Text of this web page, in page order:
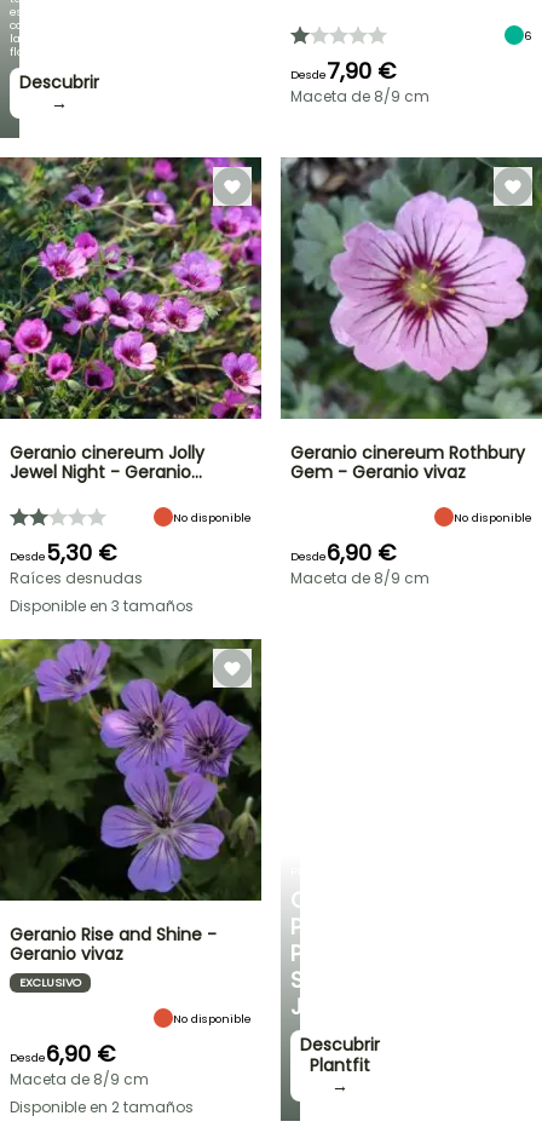
espectacular
como
la
floración!
Descubrir
→
CONSEJOS
PERSONALIZADOS
PARA
SU
JARDÍN
Descubrir
Plantfit
→
6
Desde7,90 €
Maceta de 8/9 cm
Geranio cinereum Jolly
Jewel Night - Geranio…
No disponible
Desde5,30 €
Raíces desnudas
Disponible en 3 tamaños
Geranio cinereum Rothbury
Gem - Geranio vivaz
No disponible
Desde6,90 €
Maceta de 8/9 cm
Geranio Rise and Shine -
Geranio vivaz
EXCLUSIVO
No disponible
Desde6,90 €
Maceta de 8/9 cm
Disponible en 2 tamaños